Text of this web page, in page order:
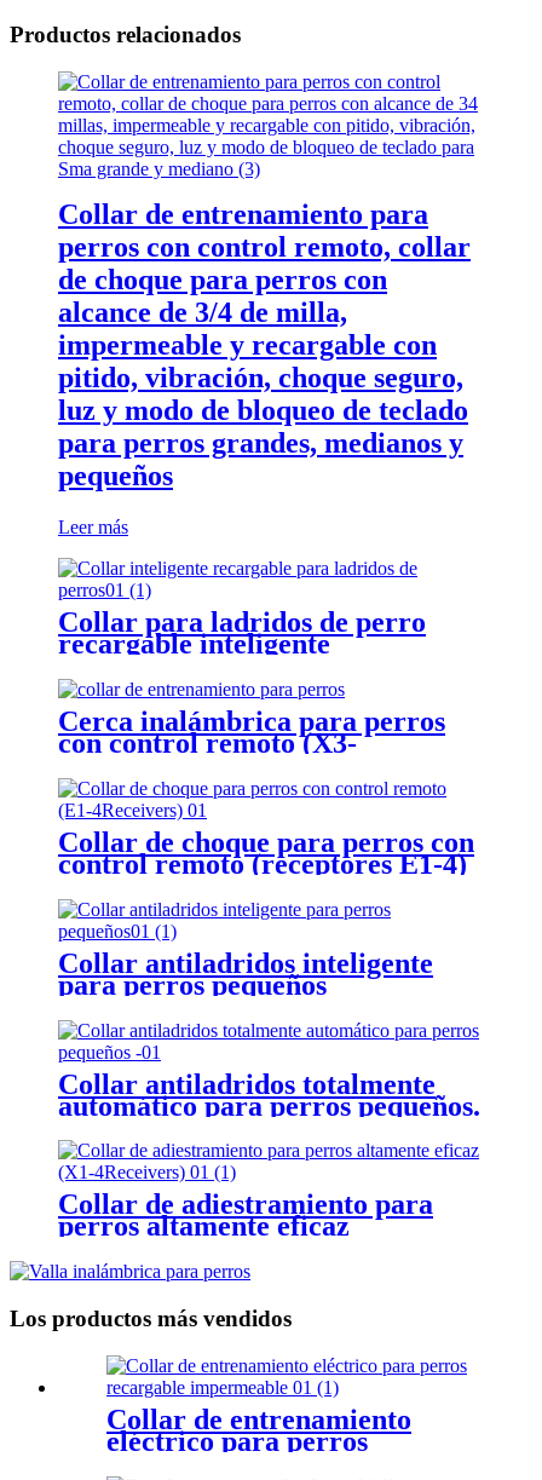
Productos relacionados
Collar de entrenamiento para
perros con control remoto, collar
de choque para perros con
alcance de 3/4 de milla,
impermeable y recargable con
pitido, vibración, choque seguro,
luz y modo de bloqueo de teclado
para perros grandes, medianos y
pequeños
Leer más
Collar para ladridos de perro
recargable inteligente
Cerca inalámbrica para perros
con control remoto (X3-
Collar de choque para perros con
control remoto (receptores E1-4)
Collar antiladridos inteligente
para perros pequeños
Collar antiladridos totalmente
automático para perros pequeños.
Collar de adiestramiento para
perros altamente eficaz
Los productos más vendidos
Collar de entrenamiento
eléctrico para perros
recargable impermeable